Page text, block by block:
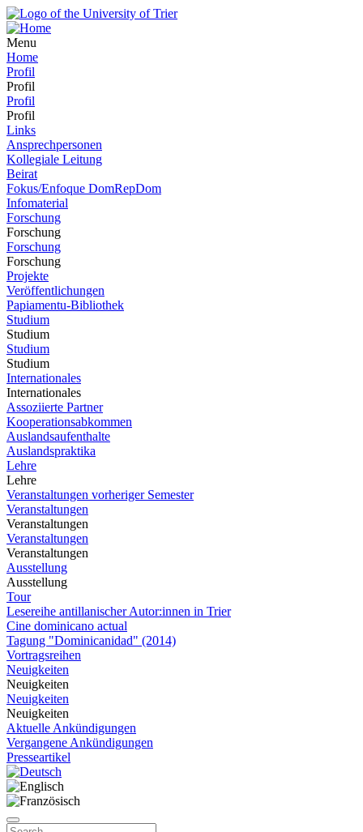
Menu
Home
Profil
Profil
Profil
Profil
Links
Ansprechpersonen
Kollegiale Leitung
Beirat
Fokus/Enfoque DomRepDom
Infomaterial
Forschung
Forschung
Forschung
Forschung
Projekte
Veröffentlichungen
Papiamentu-Bibliothek
Studium
Studium
Studium
Studium
Internationales
Internationales
Assoziierte Partner
Kooperationsabkommen
Auslandsaufenthalte
Auslandspraktika
Lehre
Lehre
Veranstaltungen vorheriger Semester
Veranstaltungen
Veranstaltungen
Veranstaltungen
Veranstaltungen
Ausstellung
Ausstellung
Tour
Lesereihe antillanischer Autor:innen in Trier
Cine dominicano actual
Tagung "Dominicanidad" (2014)
Vortragsreihen
Neuigkeiten
Neuigkeiten
Neuigkeiten
Neuigkeiten
Aktuelle Ankündigungen
Vergangene Ankündigungen
Presseartikel